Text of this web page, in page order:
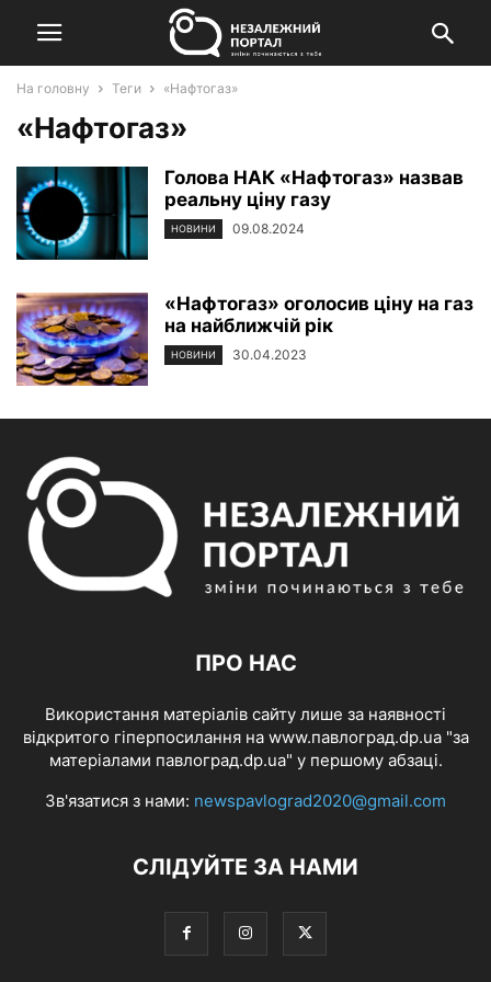
На головну Теги «Нафтогаз»
«Нафтогаз»
Голова НАК «Нафтогаз» назвав
реальну ціну газу
НОВИНИ 09.08.2024
«Нафтогаз» оголосив ціну на газ
на найближчій рік
НОВИНИ 30.04.2023
ПРО НАС
Використання матеріалів сайту лише за наявності
відкритого гіперпосилання на www.павлоград.dp.ua "за
матеріалами павлоград.dp.ua" у першому абзаці.
Зв'язатися з нами: newspavlograd2020@gmail.com
СЛІДУЙТЕ ЗА НАМИ